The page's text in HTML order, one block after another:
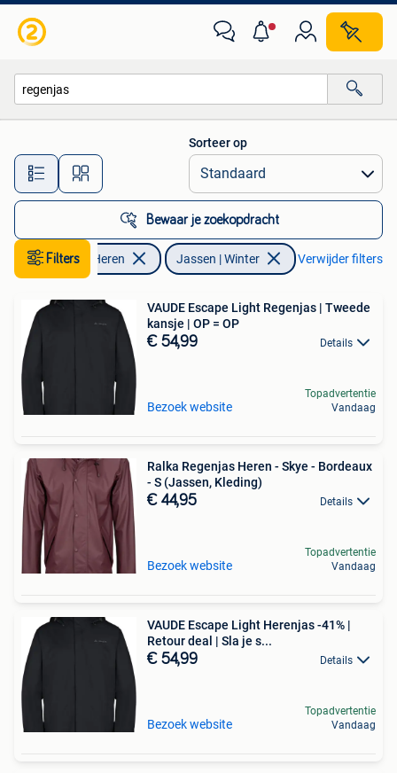
Alle afstanden…
Sorteer op
Bewaar je zoekopdracht
Filters
Kleding | Heren Jassen | Winter Verwijder filters
VAUDE Escape Light Regenjas | Tweede
kansje | OP = OP
€ 54,99 Details
Bezoek website
Topadvertentie
Vandaag
Ralka Regenjas Heren - Skye - Bordeaux
- S (Jassen, Kleding)
€ 44,95 Details
Bezoek website
Topadvertentie
Vandaag
VAUDE Escape Light Herenjas -41% |
Retour deal | Sla je s...
€ 54,99 Details
Bezoek website
Topadvertentie
Vandaag